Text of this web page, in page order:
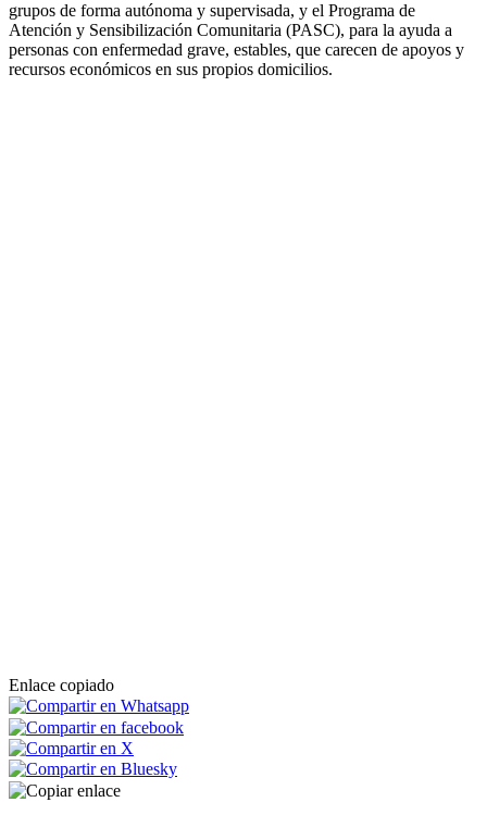
grupos de forma autónoma y supervisada, y el Programa de
Atención y Sensibilización Comunitaria (PASC), para la ayuda a
personas con enfermedad grave, estables, que carecen de apoyos y
recursos económicos en sus propios domicilios.
Enlace copiado